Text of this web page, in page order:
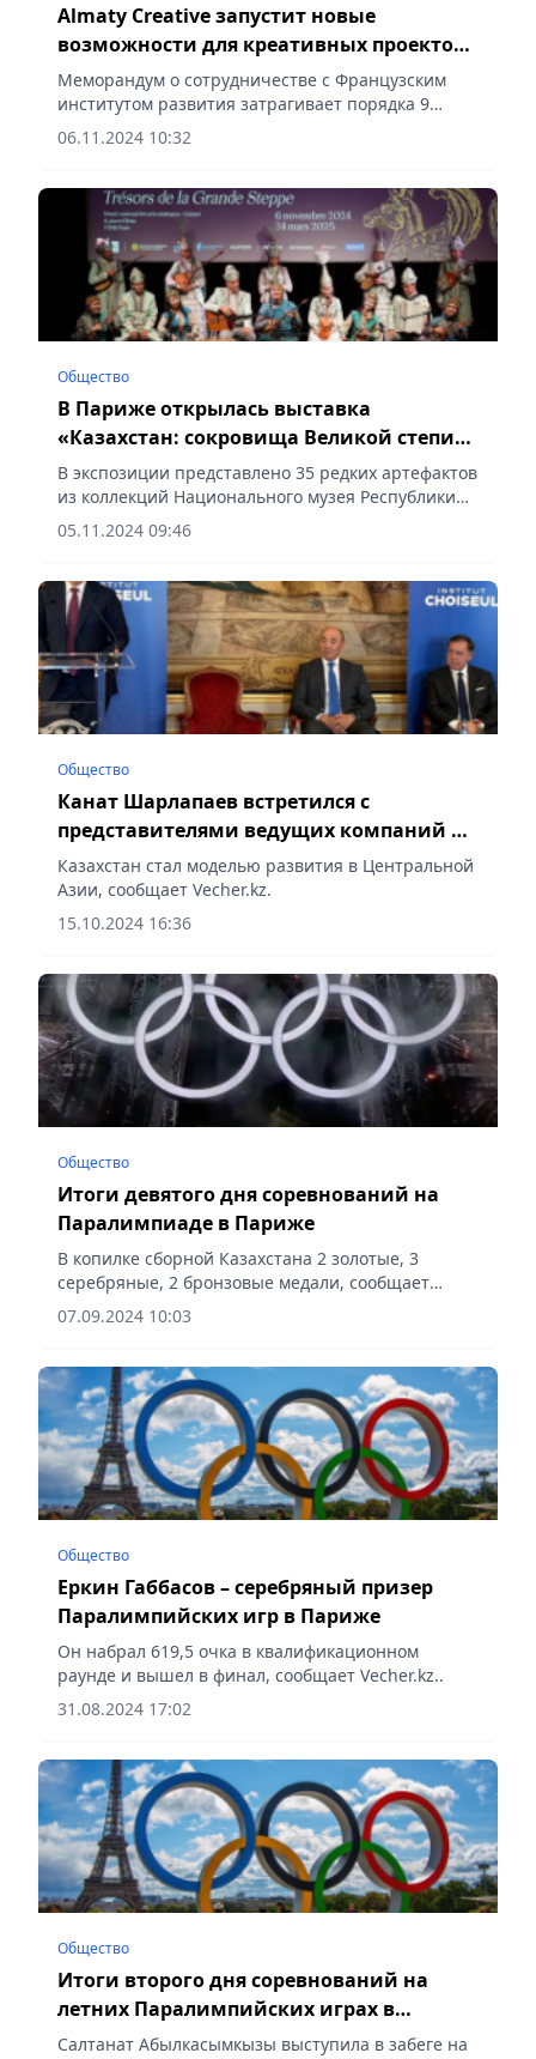
Almaty Creative запустит новые
возможности для креативных проектов
во Франции
Меморандум о сотрудничестве с Французским
институтом развития затрагивает порядка 9
отраслей креативных индустрий,
сообщает Vecher.kz.
06.11.2024 10:32
Общество
В Париже открылась выставка
«Казахстан: сокровища Великой степи»
в музее Гиме
В экспозиции представлено 35 редких артефактов
из коллекций Национального музея Республики
Казахстан и Государственного историко-
культурного музея-заповедника «Азрет-Султан»,
05.11.2024 09:46
Общество
Канат Шарлапаев встретился с
представителями ведущих компаний в
Париже
Казахстан стал моделью развития в Центральной
Азии, сообщает Vecher.kz.
15.10.2024 16:36
Общество
Итоги девятого дня соревнований на
Паралимпиаде в Париже
В копилке сборной Казахстана 2 золотые, 3
серебряные, 2 бронзовые медали, сообщает
Vecher.kz.
07.09.2024 10:03
Общество
Еркин Габбасов – серебряный призер
Паралимпийских игр в Париже
Он набрал 619,5 очка в квалификационном
раунде и вышел в финал, сообщает Vecher.kz..
31.08.2024 17:02
Общество
Итоги второго дня соревнований на
летних Паралимпийских играх в
Париже
Салтанат Абылкасымкызы выступила в забеге на